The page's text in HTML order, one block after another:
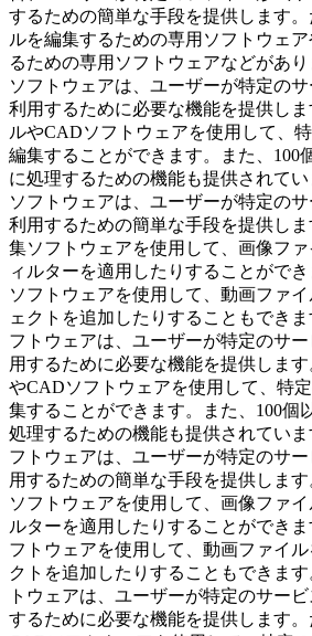
するための簡単な手段を提供します
ルを編集するための専用ソフトウェ
るための専用ソフトウェアなどがあ
ソフトウェアは、ユーザーが特定の
利用するために必要な機能を提供し
ルやCADソフトウェアを使用して、
編集することができます。また、100
に処理するための機能も提供されて
ソフトウェアは、ユーザーが特定の
利用するための簡単な手段を提供し
集ソフトウェアを使用して、画像フ
ィルターを適用したりすることがで
ソフトウェアを使用して、動画ファ
ェクトを追加したりすることもでき
フトウェアは、ユーザーが特定のサ
用するために必要な機能を提供しま
やCADソフトウェアを使用して、特
集することができます。また、100個
処理するための機能も提供されてい
フトウェアは、ユーザーが特定のサ
用するための簡単な手段を提供しま
ソフトウェアを使用して、画像ファ
ルターを適用したりすることができ
フトウェアを使用して、動画ファイ
クトを追加したりすることもできま
トウェアは、ユーザーが特定のサー
するために必要な機能を提供します